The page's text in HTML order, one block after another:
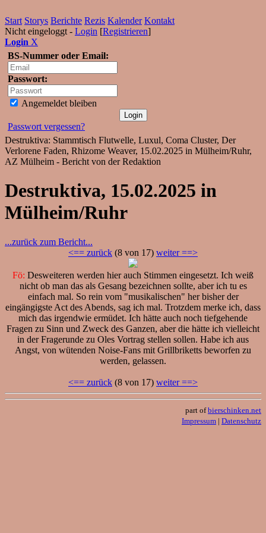
Start Storys Berichte Rezis Kalender Kontakt
Nicht eingeloggt - Login [Registrieren]
Login X
BS-Nummer oder Email:
Passwort:
Angemeldet bleiben
Passwort vergessen?
Destruktiva: Stammtisch Flutwelle, Luxul, Coma Cluster, Der
Verlorene Faden, Rhizome Weaver, 15.02.2025 in Mülheim/Ruhr,
AZ Mülheim - Bericht von der Redaktion
Destruktiva, 15.02.2025 in
Mülheim/Ruhr
...zurück zum Bericht...
<== zurück (8 von 17) weiter ==>
Fö: Desweiteren werden hier auch Stimmen eingesetzt. Ich weiß
nicht ob man das als Gesang bezeichnen sollte, aber ich tu es
einfach mal. So rein vom "musikalischen" her bisher der
eingängigste Act des Abends, sag ich mal. Trotzdem merke ich, dass
mich das irgendwie ermüdet. Ich hätte auch noch tiefgehende
Fragen zu Sinn und Zweck des Ganzen, aber die hätte ich vielleicht
in der Fragerunde zu Oles Vortrag stellen sollen. Habe ich aus
Angst, von wütenden Noise-Fans mit Grillbriketts beworfen zu
werden, gelassen.
<== zurück (8 von 17) weiter ==>
part ofbierschinken.net
Impressum | Datenschutz